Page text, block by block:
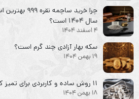
چرا خرید
سال ۱۴۰۴ است؟
4 اسفند 1404
سکه‌ بهار آزادی چند گرم است؟
19 بهمن 1404
۱۱ روش ساده و کاربردی برای تمیز کردن نقره در خانه
18 بهمن 1404